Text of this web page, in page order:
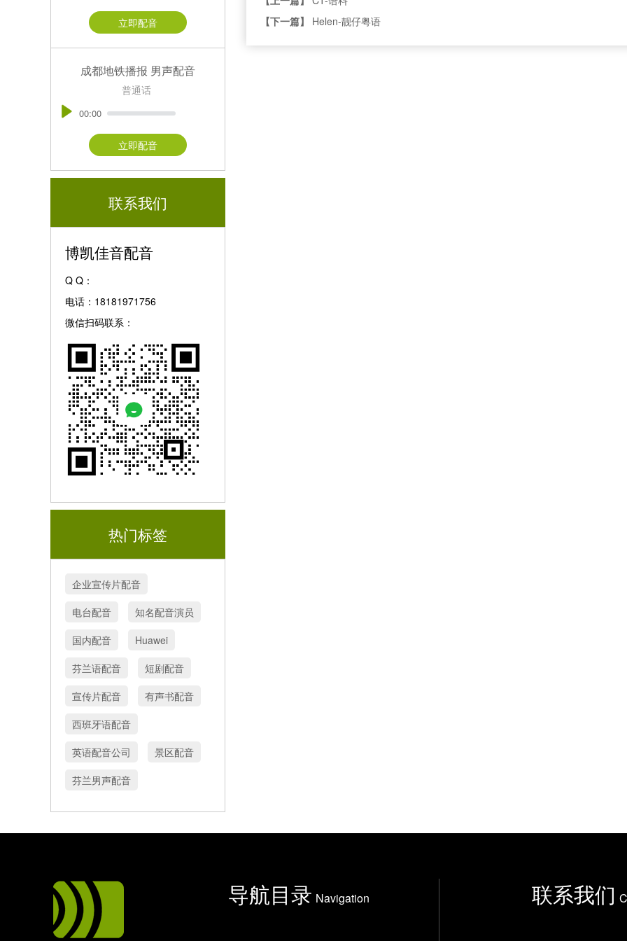
立即配音
成都地铁播报 男声配音
普通话
00:00
立即配音
联系我们
博凯佳音配音
Q Q：
电话：18181971756
微信扫码联系：
热门标签
企业宣传片配音
电台配音
知名配音演员
国内配音
Huawei
芬兰语配音
短剧配音
宣传片配音
有声书配音
西班牙语配音
英语配音公司
景区配音
芬兰男声配音
【下一篇】 Helen-靓仔粤语
导航目录 Navigation 联系我们